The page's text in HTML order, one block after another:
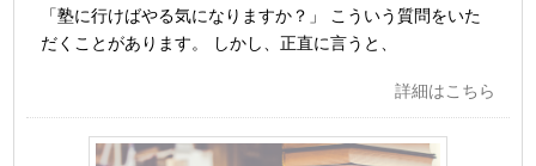
「塾に行けばやる気になりますか？」 こういう質問をいた
だくことがあります。 しかし、正直に言うと、
詳細はこちら